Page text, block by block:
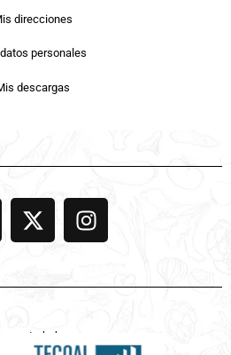
direcciones
personales
descargas
controlados por